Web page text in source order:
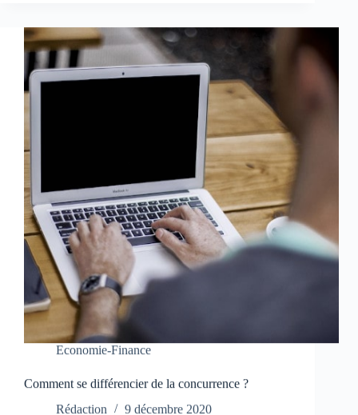
Economie-Finance
Comment se différencier de la concurrence ?
Rédaction
9 décembre 2020